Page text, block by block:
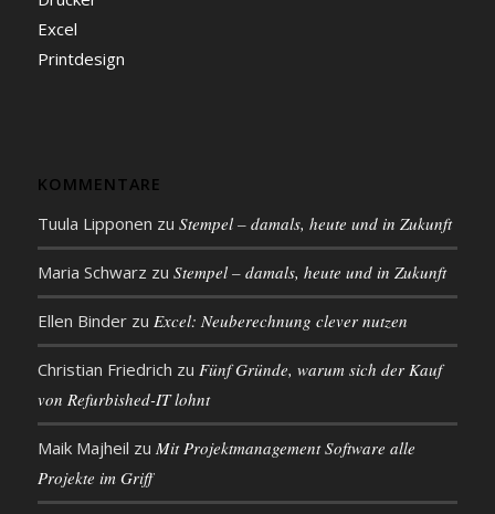
Excel
Printdesign
KOMMENTARE
Tuula Lipponen zu Stempel – damals, heute und in Zukunft
Maria Schwarz zu Stempel – damals, heute und in Zukunft
Ellen Binderzu Excel: Neu­be­rech­nung clever nutzen
Christian Friedrich zu Fünf Gründe, warum sich der Kauf
von Refurbished-IT lohnt
Maik Majheil zu Mit Projekt­management Soft­ware alle
Projekte im Griff